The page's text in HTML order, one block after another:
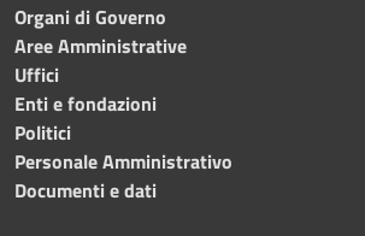
Organi di Governo
Aree Amministrative
Uffici
Enti e fondazioni
Politici
Personale Amministrativo
Documenti e dati